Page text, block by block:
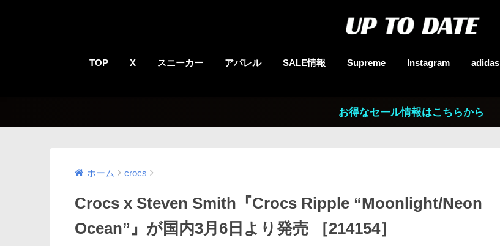
TOP X スニーカー アパレル SALE情報 Supreme Instagram adidas
お得なセール情報はこちらから
ホーム crocs
Crocs x Steven Smith『Crocs Ripple “Moonlight/Neon
Ocean”』が国内3月6日より発売 ［214154］